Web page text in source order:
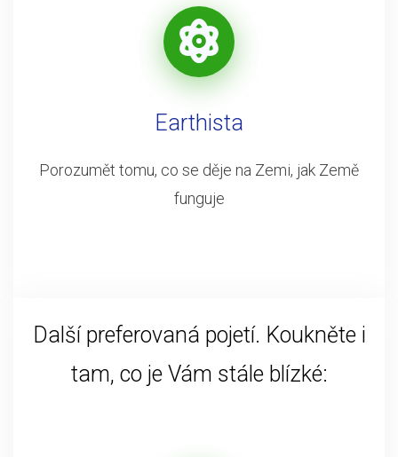
Earthista
Porozumět tomu, co se děje na Zemi, jak Země
funguje
Další preferovaná pojetí. Koukněte i
tam, co je Vám stále blízké: